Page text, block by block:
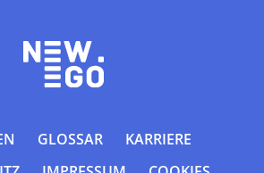
GLOSSAR
KARRIERE